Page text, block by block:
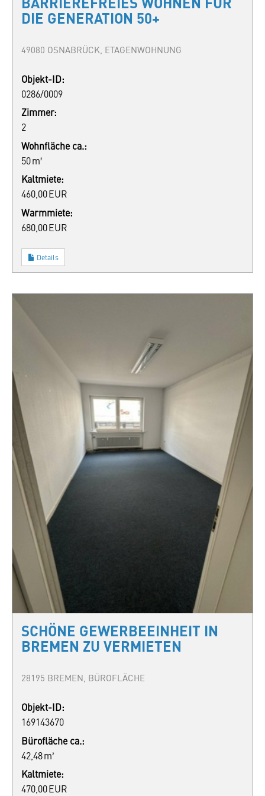
DIE GENERATION 50+
49080 OSNABRÜCK, ETAGENWOHNUNG
Objekt-ID:
0286/0009
Zimmer:
2
Wohnfläche ca.:
50 m²
Kaltmiete:
460,00 EUR
Warmmiete:
680,00 EUR
Details
SCHÖNE GEWERBEEINHEIT IN
BREMEN ZU VERMIETEN
28195 BREMEN, BÜROFLÄCHE
Objekt-ID:
169143670
Bürofläche ca.:
42,48 m²
Kaltmiete:
470,00 EUR